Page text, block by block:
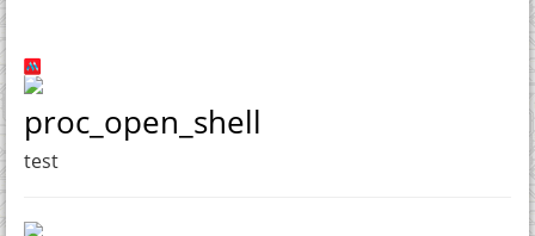
proc_open_shell
test